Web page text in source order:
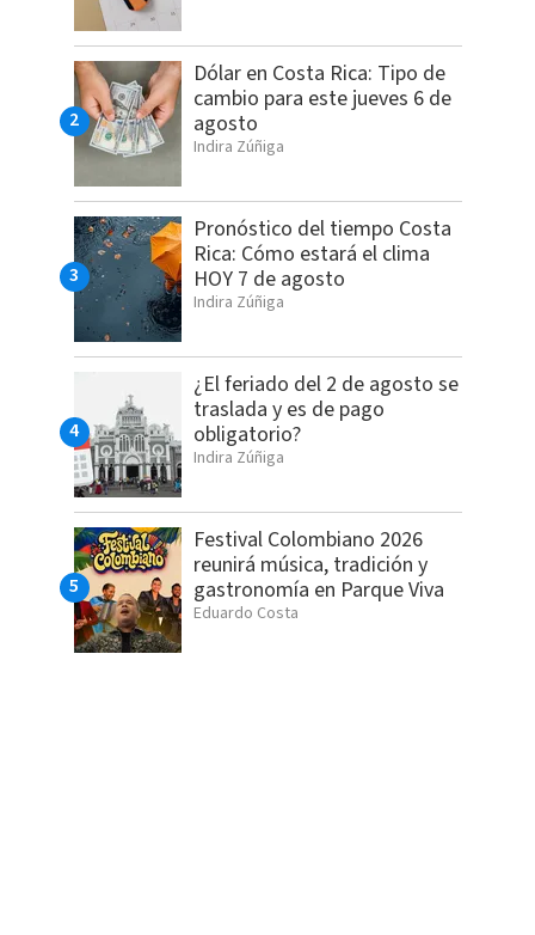
Dólar en Costa Rica: Tipo de
cambio para este jueves 6 de
agosto
Indira Zúñiga
Pronóstico del tiempo Costa
Rica: Cómo estará el clima
HOY 7 de agosto
Indira Zúñiga
¿El feriado del 2 de agosto se
traslada y es de pago
obligatorio?
Indira Zúñiga
Festival Colombiano 2026
reunirá música, tradición y
gastronomía en Parque Viva
Eduardo Costa